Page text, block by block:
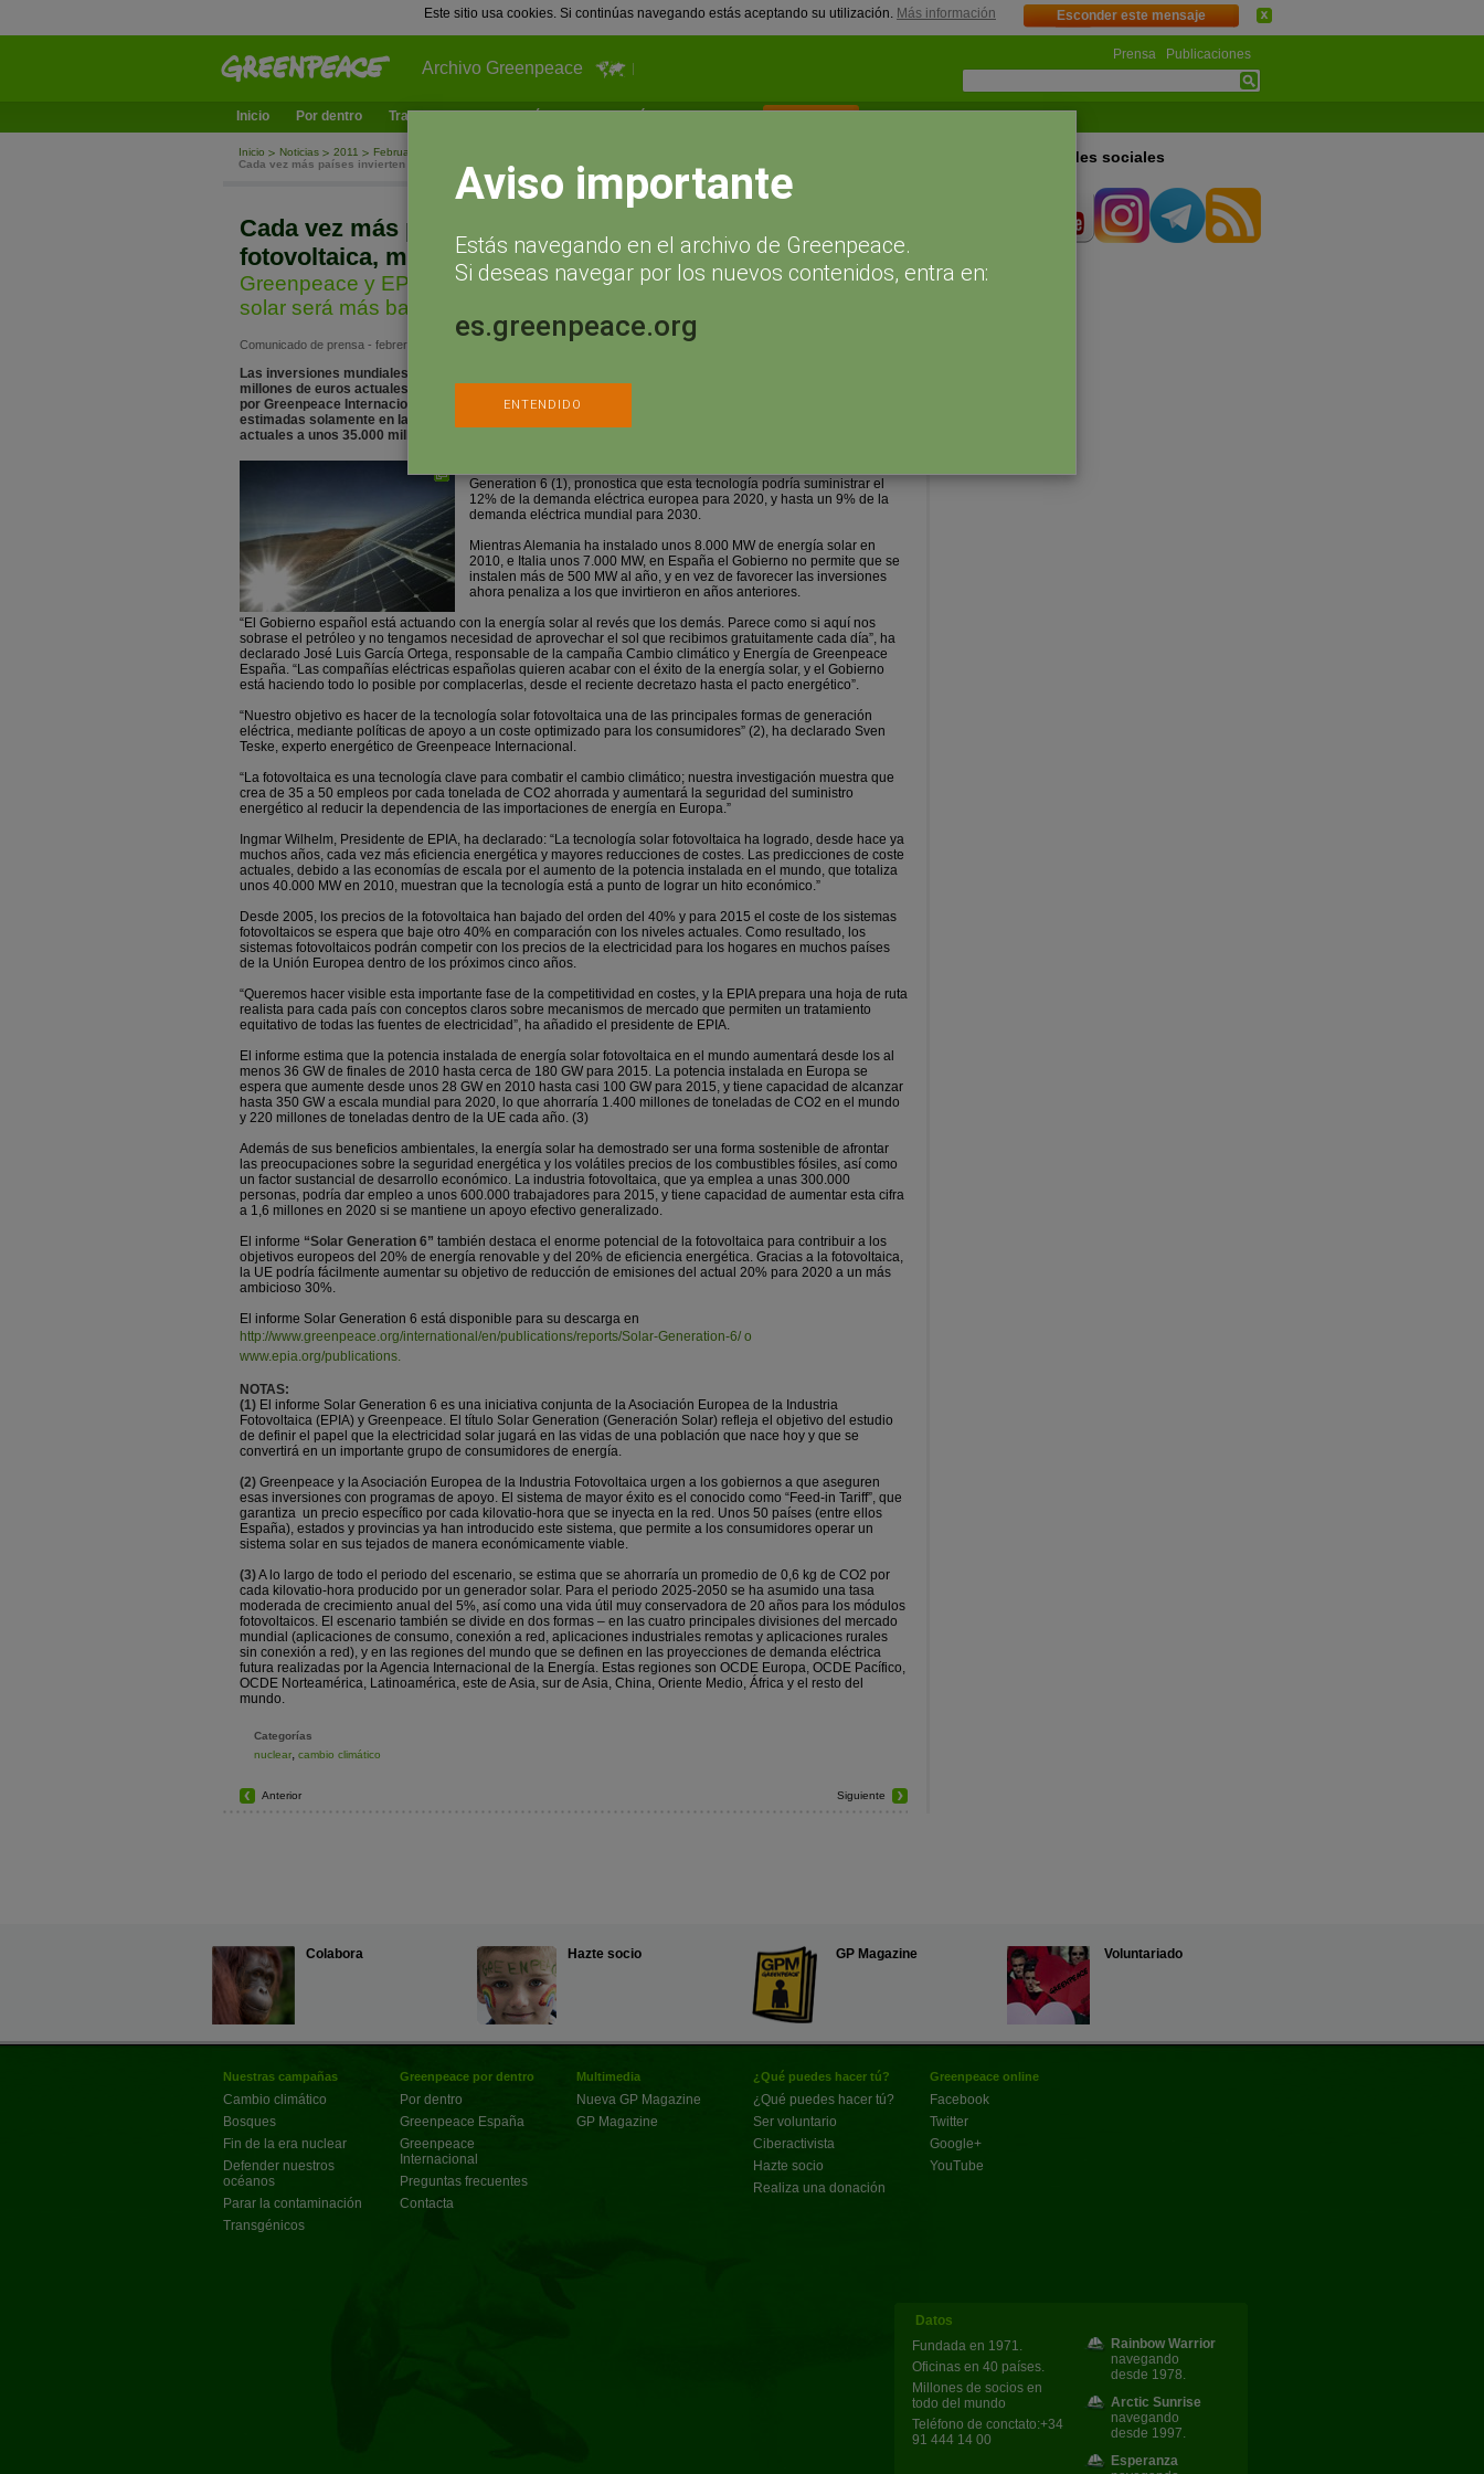
Este sitio usa cookies. Si continúas navegando estás aceptando su utilización. Más información Esconder este mensaje
Archivo Greenpeace
Prensa Publicaciones
Inicio Por dentro Trabajamos en ¿Qué puedes hacer tú? Actualidad Hazte socio
Inicio Noticias 2011
February
Cada vez más países invierten en energía solar fotovoltaica, mientras España la abandona
Cada vez más países invierten en energía solar
fotovoltaica, mientras España la abandona
Greenpeace y EPIA muestran cómo en cinco años la electricidad
solar será más barata que la que los hogares compran de la red
Comunicado de prensa - febrero 2, 2011
Las inversiones mundiales en tecnología solar fotovoltaica podrían duplicarse desde los 35-40.000
millones de euros actuales hasta unos 70.000 millones de euros en 2015, según un estudio publicado hoy
por Greenpeace Internacional y la Asociación Europea de la Industria Fotovoltaica (EPIA). Las inversiones
estimadas solamente en la Unión Europea podrían elevarse desde los 25-30.000 millones de euros
actuales a unos 35.000 millones de euros en 2015.
Generation 6 (1), pronostica que esta tecnología podría suministrar el
12% de la demanda eléctrica europea para 2020, y hasta un 9% de la
demanda eléctrica mundial para 2030.
Mientras Alemania ha instalado unos 8.000 MW de energía solar en
2010, e Italia unos 7.000 MW, en España el Gobierno no permite que se
instalen más de 500 MW al año, y en vez de favorecer las inversiones
ahora penaliza a los que invirtieron en años anteriores.
“El Gobierno español está actuando con la energía solar al revés que los demás. Parece como si aquí nos
sobrase el petróleo y no tengamos necesidad de aprovechar el sol que recibimos gratuitamente cada día”, ha
declarado José Luis García Ortega, responsable de la campaña Cambio climático y Energía de Greenpeace
España. “Las compañías eléctricas españolas quieren acabar con el éxito de la energía solar, y el Gobierno
está haciendo todo lo posible por complacerlas, desde el reciente decretazo hasta el pacto energético”.
“Nuestro objetivo es hacer de la tecnología solar fotovoltaica una de las principales formas de generación
eléctrica, mediante políticas de apoyo a un coste optimizado para los consumidores” (2), ha declarado Sven
Teske, experto energético de Greenpeace Internacional.
“La fotovoltaica es una tecnología clave para combatir el cambio climático; nuestra investigación muestra que
crea de 35 a 50 empleos por cada tonelada de CO2 ahorrada y aumentará la seguridad del suministro
energético al reducir la dependencia de las importaciones de energía en Europa.”
Ingmar Wilhelm, Presidente de EPIA, ha declarado: “La tecnología solar fotovoltaica ha logrado, desde hace ya
muchos años, cada vez más eficiencia energética y mayores reducciones de costes. Las predicciones de coste
actuales, debido a las economías de escala por el aumento de la potencia instalada en el mundo, que totaliza
unos 40.000 MW en 2010, muestran que la tecnología está a punto de lograr un hito económico.”
Desde 2005, los precios de la fotovoltaica han bajado del orden del 40% y para 2015 el coste de los sistemas
fotovoltaicos se espera que baje otro 40% en comparación con los niveles actuales. Como resultado, los
sistemas fotovoltaicos podrán competir con los precios de la electricidad para los hogares en muchos países
de la Unión Europea dentro de los próximos cinco años.
“Queremos hacer visible esta importante fase de la competitividad en costes, y la EPIA prepara una hoja de ruta
realista para cada país con conceptos claros sobre mecanismos de mercado que permiten un tratamiento
equitativo de todas las fuentes de electricidad”, ha añadido el presidente de EPIA.
El informe estima que la potencia instalada de energía solar fotovoltaica en el mundo aumentará desde los al
menos 36 GW de finales de 2010 hasta cerca de 180 GW para 2015. La potencia instalada en Europa se
espera que aumente desde unos 28 GW en 2010 hasta casi 100 GW para 2015, y tiene capacidad de alcanzar
hasta 350 GW a escala mundial para 2020, lo que ahorraría 1.400 millones de toneladas de CO2 en el mundo
y 220 millones de toneladas dentro de la UE cada año. (3)
Además de sus beneficios ambientales, la energía solar ha demostrado ser una forma sostenible de afrontar
las preocupaciones sobre la seguridad energética y los volátiles precios de los combustibles fósiles, así como
un factor sustancial de desarrollo económico. La industria fotovoltaica, que ya emplea a unas 300.000
personas, podría dar empleo a unos 600.000 trabajadores para 2015, y tiene capacidad de aumentar esta cifra
a 1,6 millones en 2020 si se mantiene un apoyo efectivo generalizado.
El informe “Solar Generation 6” también destaca el enorme potencial de la fotovoltaica para contribuir a los
objetivos europeos del 20% de energía renovable y del 20% de eficiencia energética. Gracias a la fotovoltaica,
la UE podría fácilmente aumentar su objetivo de reducción de emisiones del actual 20% para 2020 a un más
ambicioso 30%.
El informe Solar Generation 6 está disponible para su descarga en
http://www.greenpeace.org/international/en/publications/reports/Solar-Generation-6/ o
www.epia.org/publications.
NOTAS:
(1) El informe Solar Generation 6 es una iniciativa conjunta de la Asociación Europea de la Industria
Fotovoltaica (EPIA) y Greenpeace. El título Solar Generation (Generación Solar) refleja el objetivo del estudio
de definir el papel que la electricidad solar jugará en las vidas de una población que nace hoy y que se
convertirá en un importante grupo de consumidores de energía.
(2) Greenpeace y la Asociación Europea de la Industria Fotovoltaica urgen a los gobiernos a que aseguren
esas inversiones con programas de apoyo. El sistema de mayor éxito es el conocido como “Feed-in Tariff”, que
garantiza un precio específico por cada kilovatio-hora que se inyecta en la red. Unos 50 países (entre ellos
España), estados y provincias ya han introducido este sistema, que permite a los consumidores operar un
sistema solar en sus tejados de manera económicamente viable.
(3)A lo largo de todo el periodo del escenario, se estima que se ahorraría un promedio de 0,6 kg de CO2 por
cada kilovatio-hora producido por un generador solar. Para el periodo 2025-2050 se ha asumido una tasa
moderada de crecimiento anual del 5%, así como una vida útil muy conservadora de 20 años para los módulos
fotovoltaicos. El escenario también se divide en dos formas – en las cuatro principales divisiones del mercado
mundial (aplicaciones de consumo, conexión a red, aplicaciones industriales remotas y aplicaciones rurales
sin conexión a red), y en las regiones del mundo que se definen en las proyecciones de demanda eléctrica
futura realizadas por la Agencia Internacional de la Energía. Estas regiones son OCDE Europa, OCDE Pacífico,
OCDE Norteamérica, Latinoamérica, este de Asia, sur de Asia, China, Oriente Medio, África y el resto del
mundo.
Categorías
nuclear, cambio climático
Siguiente
Anterior
Síguenos en las redes sociales
Colabora Hazte socio GP Magazine Voluntariado
Nuestras campañas
Cambio climático
Bosques
Fin de la era nuclear
Defender nuestros
océanos
Parar la contaminación
Transgénicos
Greenpeace por dentro
Por dentro
Greenpeace España
Greenpeace
Internacional
Preguntas frecuentes
Contacta
Multimedia
Nueva GP Magazine
GP Magazine
¿Qué puedes hacer tú?
¿Qué puedes hacer tú?
Ser voluntario
Ciberactivista
Hazte socio
Realiza una donación
Greenpeace online
Facebook
Twitter
Google+
YouTube
Datos
Fundada en 1971.
Oficinas en 40 países.
Millones de socios en
todo del mundo
Teléfono de conctato:+34
91 444 14 00
Rainbow Warrior
navegando
desde 1978.
Arctic Sunrise
navegando
desde 1997.
Esperanza
Aviso importante
Estás navegando en el archivo de Greenpeace.
Si deseas navegar por los nuevos contenidos, entra en:
es.greenpeace.org
ENTENDIDO